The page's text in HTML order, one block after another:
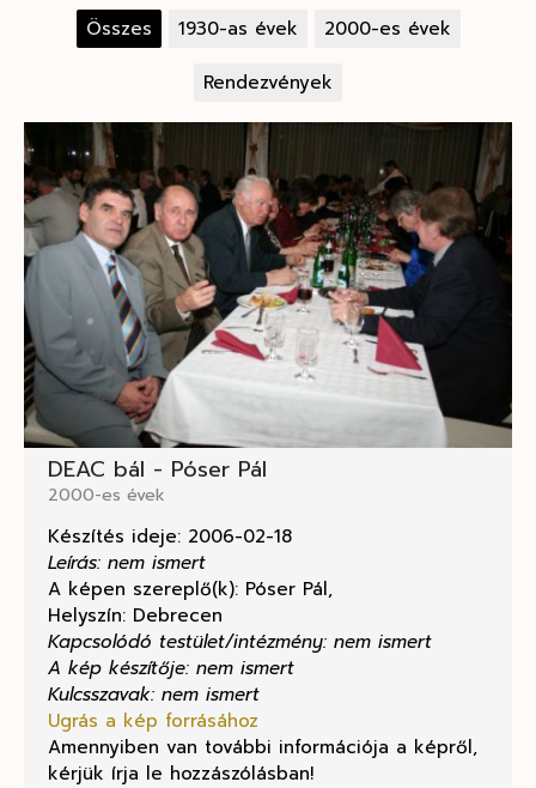
Összes 1930-as évek 2000-es évek
Rendezvények
DEAC bál - Póser Pál
2000-es évek
Készítés ideje: 2006-02-18
Leírás: nem ismert
A képen szereplő(k): Póser Pál,
Helyszín: Debrecen
Kapcsolódó testület/intézmény: nem ismert
A kép készítője: nem ismert
Kulcsszavak: nem ismert
Ugrás a kép forrásához
Amennyiben van további információja a képről,
kérjük írja le hozzászólásban!